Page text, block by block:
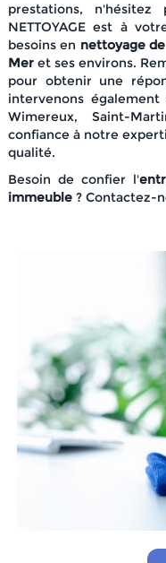
prestations, n'hésitez
NETTOYAGE est à
besoins en nettoyage
Meret ses environs.
pour obtenir une
intervenons
Wimereux, Saint-
confiance à notre
qualité.
Besoin de confier l'
immeuble? Contactez-